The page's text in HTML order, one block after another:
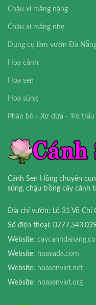
Chậu xi măng nặng
Chậu xi măng nhẹ
Dụng cụ làm vườn Đà
Hoa cảnh
Hoa sen
Hoa súng
Phân bò - Xơ dừa - Tro
Cánh Sen Hồng chuyên
súng, chậu trồng cây cảnh
Địa chỉ vườn: Lô 31 Võ Chí
Số điện thoại:
Website:
Website: hoavada.com
Website: hoasenviet.net
Website: hoasenviet.org